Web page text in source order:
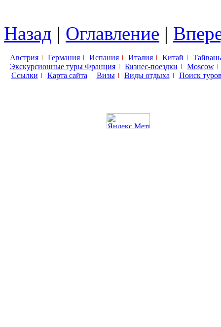
Назад | Оглавление |
Австрия Германия Испания Италия Китай
Тайвань
Экскурсионные туры Франция
Бизнес-поездки
Moscow
Ссылки
Карта сайта Визы Виды отдыха Поиск